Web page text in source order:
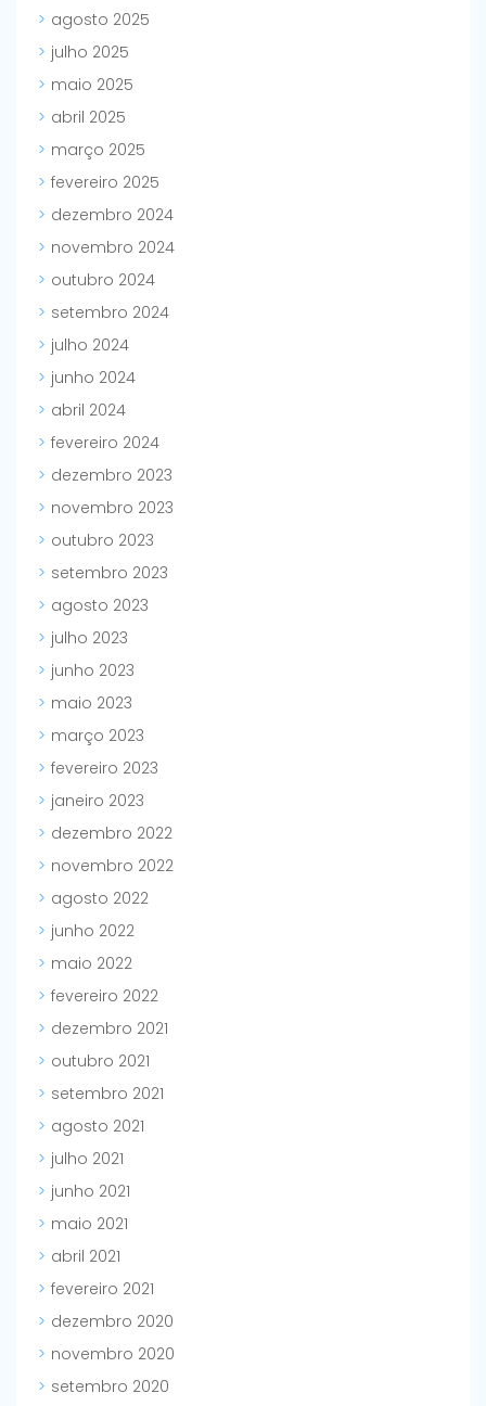
agosto 2025
julho 2025
maio 2025
abril 2025
março 2025
fevereiro 2025
dezembro 2024
novembro 2024
outubro 2024
setembro 2024
julho 2024
junho 2024
abril 2024
fevereiro 2024
dezembro 2023
novembro 2023
outubro 2023
setembro 2023
agosto 2023
julho 2023
junho 2023
maio 2023
março 2023
fevereiro 2023
janeiro 2023
dezembro 2022
novembro 2022
agosto 2022
junho 2022
maio 2022
fevereiro 2022
dezembro 2021
outubro 2021
setembro 2021
agosto 2021
julho 2021
junho 2021
maio 2021
abril 2021
fevereiro 2021
dezembro 2020
novembro 2020
setembro 2020